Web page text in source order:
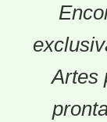
Artes